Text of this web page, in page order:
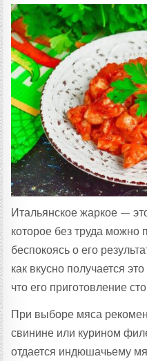
О
Р
Р
Е
Ц
П
Т
А
:
Итальянское жаркое —
которое без труда можно
беспокоясь о его
как вкусно получается
что его приготовление
При выборе мяса
свинине или курином
отдается индюшачьему